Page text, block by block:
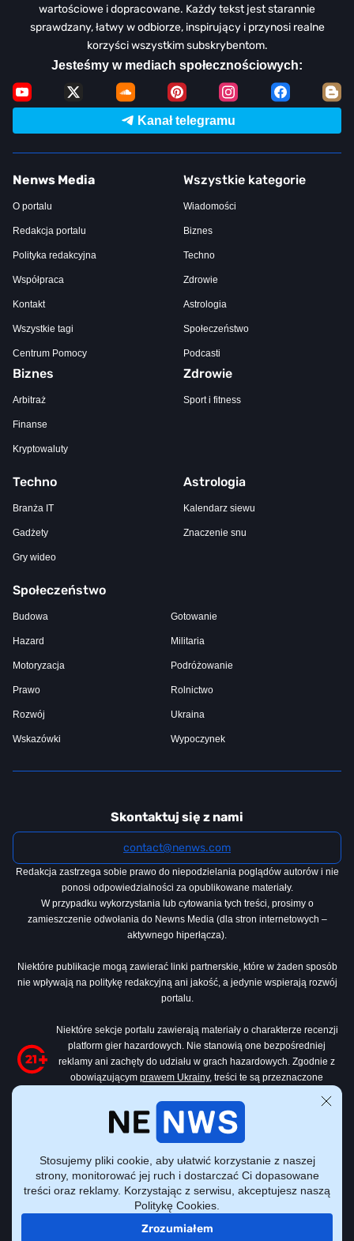
wartościowe i dopracowane. Każdy tekst jest starannie
sprawdzany, łatwy w odbiorze, inspirujący i przynosi realne
korzyści wszystkim subskrybentom.
Jesteśmy w mediach społecznościowych:
Kanał telegramu
Nenws Media
O portalu
Redakcja portalu
Polityka redakcyjna
Współpraca
Kontakt
Wszystkie tagi
Centrum Pomocy
Wszystkie kategorie
Wiadomości
Biznes
Techno
Zdrowie
Astrologia
Społeczeństwo
Podcasti
Biznes
Arbitraż
Finanse
Kryptowaluty
Zdrowie
Sport i fitness
Techno
Branża IT
Gadżety
Gry wideo
Astrologia
Kalendarz siewu
Znaczenie snu
Społeczeństwo
Budowa Gotowanie
Hazard Militaria
Motoryzacja Podróżowanie
Prawo Rolnictwo
Rozwój Ukraina
Wskazówki Wypoczynek
Skontaktuj się z nami
contact@nenws.com
Redakcja zastrzega sobie prawo do niepodzielania poglądów autorów i nie
ponosi odpowiedzialności za opublikowane materiały.
W przypadku wykorzystania lub cytowania tych treści, prosimy o
zamieszczenie odwołania do Newns Media (dla stron internetowych –
aktywnego hiperłącza).
Niektóre publikacje mogą zawierać linki partnerskie, które w żaden sposób
nie wpływają na politykę redakcyjną ani jakość, a jedynie wspierają rozwój
portalu.
Niektóre sekcje portalu zawierają materiały o charakterze recenzji
platform gier hazardowych. Nie stanowią one bezpośredniej
reklamy ani zachęty do udziału w grach hazardowych. Zgodnie z
obowiązującym prawem Ukrainy, treści te są przeznaczone
Wszystkie materiały dotyczące gier hazardowych na tej stronie mają
charakter wyłącznie informacyjno-przeglądowy. Portal nie jest organizatorem
ani pośrednikiem w zakresie gier hazardowych.
Wszelkie prawa zastrzeżone © Nenws Media, 2022 - 2026.
Stosujemy pliki cookie, aby ułatwić korzystanie z naszej
strony, monitorować jej ruch i dostarczać Ci dopasowane
treści oraz reklamy. Korzystając z serwisu, akceptujesz naszą
Politykę Cookies.
Zrozumiałem